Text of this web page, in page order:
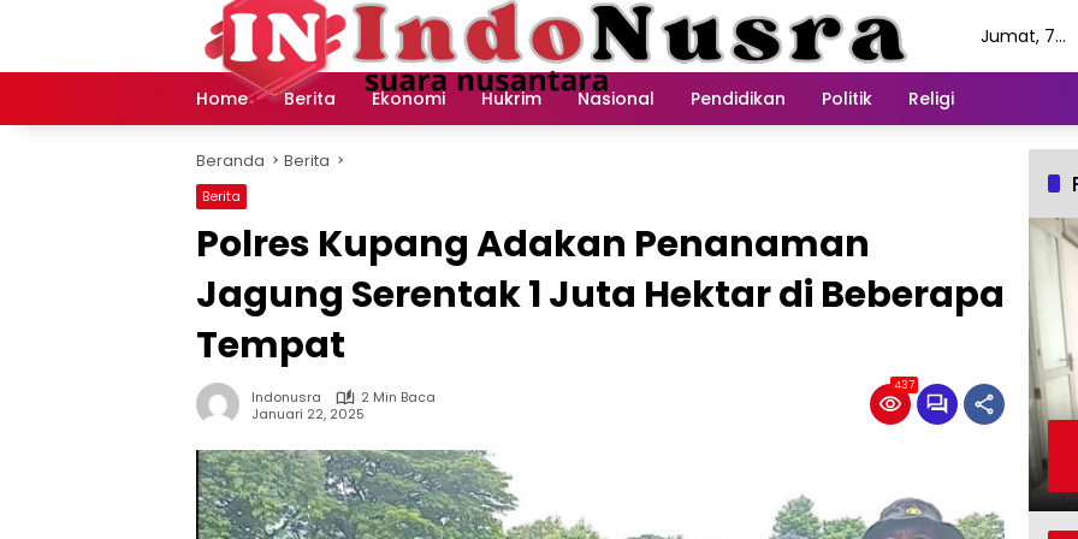
Jumat, 7
Home Berita Ekonomi Hukrim Nasional Pendidikan Politik Religi
Beranda Berita
Berita
Polres Kupang Adakan Penanaman
Jagung Serentak 1 Juta Hektar di Beberapa
Tempat
Indonusra
2 Min Baca
Januari 22, 2025
437